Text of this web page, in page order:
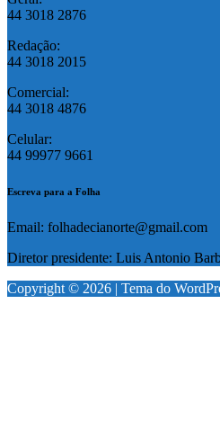
44 3018 2876
Redação:
44 3018 2015
Comercial:
44 3018 4876
Celular:
44 99977 9661
Escreva para a Folha
Email: folhadecianorte@gmail.com
Diretor presidente: Luis Antonio
Copyright © 2026 | Tema do